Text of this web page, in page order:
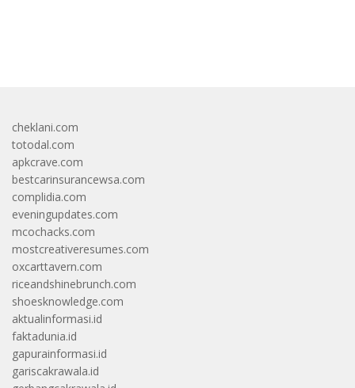
cheklani.com
totodal.com
apkcrave.com
bestcarinsurancewsa.com
complidia.com
eveningupdates.com
mcochacks.com
mostcreativeresumes.com
oxcarttavern.com
riceandshinebrunch.com
shoesknowledge.com
aktualinformasi.id
faktadunia.id
gapurainformasi.id
gariscakrawala.id